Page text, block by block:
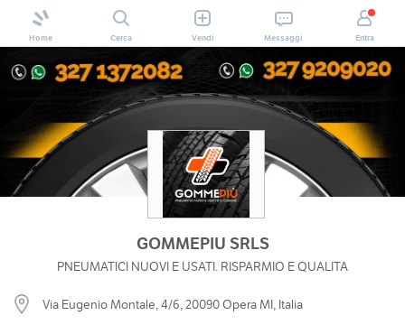
Home Cerca Vendi Messaggi Entra
GOMMEPIU SRLS
PNEUMATICI NUOVI E USATI. RISPARMIO E QUALITA
Via Eugenio Montale, 4/6, 20090 Opera MI, Italia